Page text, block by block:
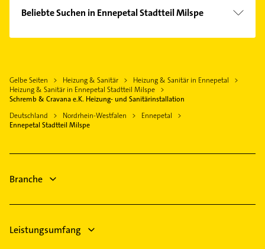
Radevormwald
Herdecke
Witten
Halver
Hattingen Ruhr
Lackiererei
Bauunternehmen
Fenster
Elektriker
Gartenbau & Landschaftsbau
Beliebte Suchen in Ennepetal Stadtteil Milspe
Elektro Reparatur
Rechtsanwalt
Steuerberater
Zahnarzt
Physikalische Therapie
Gelbe Seiten Heizung & Sanitär
Heizung & Sanitär in Ennepetal
Heizung & Sanitär in Ennepetal Stadtteil Milspe
Schremb & Cravana e.K. Heizung- und Sanitärinstallation
Deutschland
Nordrhein-Westfalen
Ennepetal
Ennepetal Stadtteil Milspe
Branche
Leistungsumfang